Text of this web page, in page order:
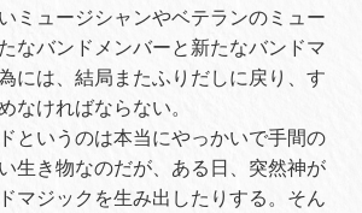
ミュージシャンやベテランのミュー
なバンドメンバーと新たなバンドマ
には、結局またふりだしに戻り、す
なければならない。
というのは本当にやっかいで手間の
生き物なのだが、ある日、突然神が
マジックを生み出したりする。そん